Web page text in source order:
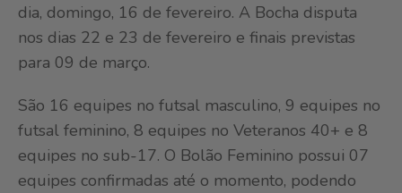
dia, domingo, 16 de fevereiro. A Bocha disputa
nos dias 22 e 23 de fevereiro e finais previstas
para 09 de março.
São 16 equipes no futsal masculino, 9 equipes no
futsal feminino, 8 equipes no Veteranos 40+ e 8
equipes no sub-17. O Bolão Feminino possui 07
equipes confirmadas até o momento, podendo